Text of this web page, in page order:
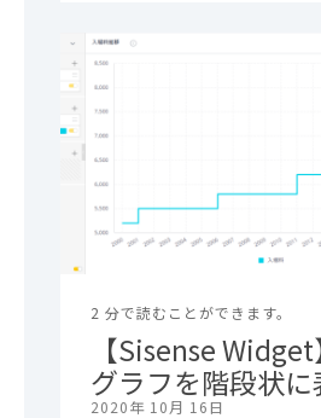
2 分で読むことができます。
【Sisense
グラフを階段状に
2020年 10月 16日